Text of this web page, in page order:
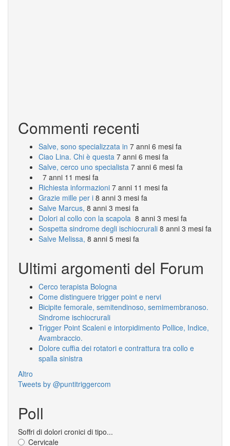
Commenti recenti
Salve, sono specializzata in 7 anni 6 mesi fa
Ciao Lina. Chi è questa 7 anni 6 mesi fa
Salve, cerco uno specialista 7 anni 6 mesi fa
7 anni 11 mesi fa
Richiesta informazioni 7 anni 11 mesi fa
Grazie mille per i 8 anni 3 mesi fa
Salve Marcus, 8 anni 3 mesi fa
Dolori al collo con la scapola 8 anni 3 mesi fa
Sospetta sindrome degli ischiocrurali 8 anni 3 mesi fa
Salve Melissa, 8 anni 5 mesi fa
Ultimi argomenti del Forum
Cerco terapista Bologna
Come distinguere trigger point e nervi
Bicipite femorale, semitendinoso, semimembranoso.
Sindrome ischiocrurali
Trigger Point Scaleni e intorpidimento Pollice, Indice,
Avambraccio.
Dolore cuffia dei rotatori e contrattura tra collo e
spalla sinistra
Altro
Tweets by @puntitriggercom
Poll
Soffri di dolori cronici di tipo...
Cervicale